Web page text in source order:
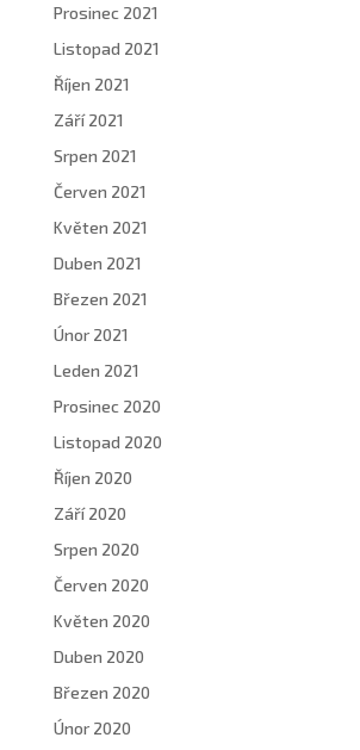
Prosinec 2021
Listopad 2021
Říjen 2021
Září 2021
Srpen 2021
Červen 2021
Květen 2021
Duben 2021
Březen 2021
Únor 2021
Leden 2021
Prosinec 2020
Listopad 2020
Říjen 2020
Září 2020
Srpen 2020
Červen 2020
Květen 2020
Duben 2020
Březen 2020
Únor 2020